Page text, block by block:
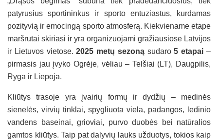
patyrusius sportininkus ir sporto entuziastus, kurdamas
pozityvią ir emocingą sporto atmosferą. Kiekviename etape
maršrutai skiriasi ir yra organizuojami gražiausiose Latvijos
ir Lietuvos vietose.2025 metų sezonąsudaro5 etapai –
pirmasis jau įvyko Ogrėje, vėliau – Telšiai (LT), Daugpilis,
Ryga ir Liepoja.
Kliūtys trasoje yra įvairių formų ir dydžių – medinės
sienelės, virvių tinklai, spygliuota viela, padangos, ledinio
vandens baseinai, grioviai, purvo duobės bei natūralios
gamtos kliūtys. Taip pat dalyvių lauks užduotys, tokios kaip